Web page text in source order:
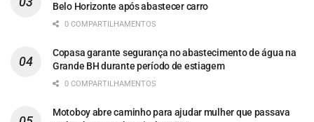
Belo Horizonte após abastecer carro
0 COMPARTILHAMENTOS
Copasa garante segurança no abastecimento de água na
Grande BH durante período de estiagem
0 COMPARTILHAMENTOS
Motoboy abre caminho para ajudar mulher que passava